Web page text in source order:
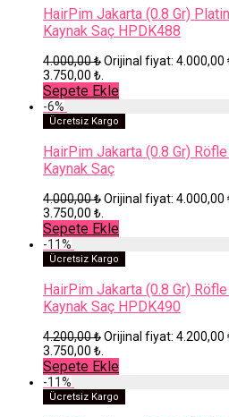
HairPim Jakarta (0.8 Gr)
Kaynak Saç HPDK488
4.000,00₺Orijinal fiyat: 4.000,00
3.750,00 ₺.
Sepete Ekle
-6%
Ücretsiz Kargo
HairPim Jakarta (0.8 Gr)
Kaynak Saç
4.000,00₺Orijinal fiyat: 4.000,00
3.750,00 ₺.
Sepete Ekle
-11%
Ücretsiz Kargo
HairPim Jakarta (0.8 Gr)
Kaynak Saç HPDK490
4.200,00₺Orijinal fiyat: 4.200,00
3.750,00 ₺.
Sepete Ekle
-11%
Ücretsiz Kargo